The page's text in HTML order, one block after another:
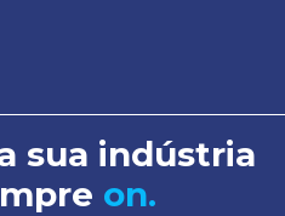
sua indústria
on.